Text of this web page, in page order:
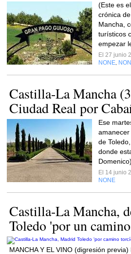
(Este es
crónica
Mancha,
turísticos
empezar
El 27 junio
NONE
Castilla-La Mancha
Ciudad Real por
Ese
de
donde
El 14 junio
NONE
Castilla-La Mancha,
Toledo 'por un
MANCHA Y EL VINO (digresión